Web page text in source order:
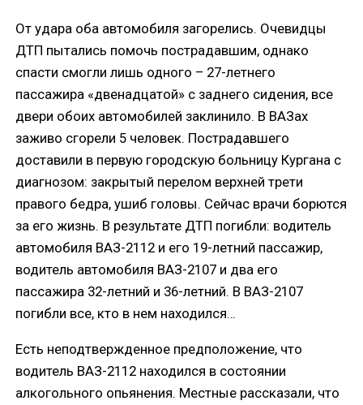
От удара оба автомобиля загорелись. Очевидцы
ДТП пытались помочь пострадавшим, однако
спасти смогли лишь одного – 27-летнего
пассажира «двенадцатой» с заднего сидения, все
двери обоих автомобилей заклинило. В ВАЗах
заживо сгорели 5 человек. Пострадавшего
доставили в первую городскую больницу Кургана с
диагнозом: закрытый перелом верхней трети
правого бедра, ушиб головы. Сейчас врачи борются
за его жизнь. В результате ДТП погибли: водитель
автомобиля ВАЗ-2112 и его 19-летний пассажир,
водитель автомобиля ВАЗ-2107 и два его
пассажира 32-летний и 36-летний. В ВАЗ-2107
погибли все, кто в нем находился…
Есть неподтвержденное предположение, что
водитель ВАЗ-2112 находился в состоянии
алкогольного опьянения. Местные рассказали, что